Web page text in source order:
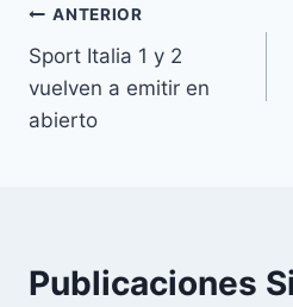
Navegación
de
entradas
ANTERIOR
Sport Italia 1 y 2
vuelven a emitir en
abierto
Publicaciones